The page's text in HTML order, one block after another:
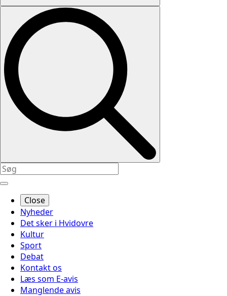
Close
Nyheder
Det sker i Hvidovre
Kultur
Sport
Debat
Kontakt os
Læs som E-avis
Manglende avis